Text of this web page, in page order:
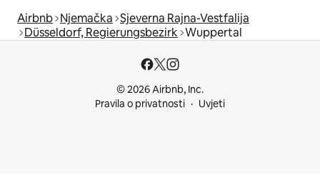
Airbnb Njemačka Sjeverna Rajna-Vestfalija
Düsseldorf, Regierungsbezirk Wuppertal
© 2026 Airbnb, Inc.
Pravila o privatnosti
Uvjeti